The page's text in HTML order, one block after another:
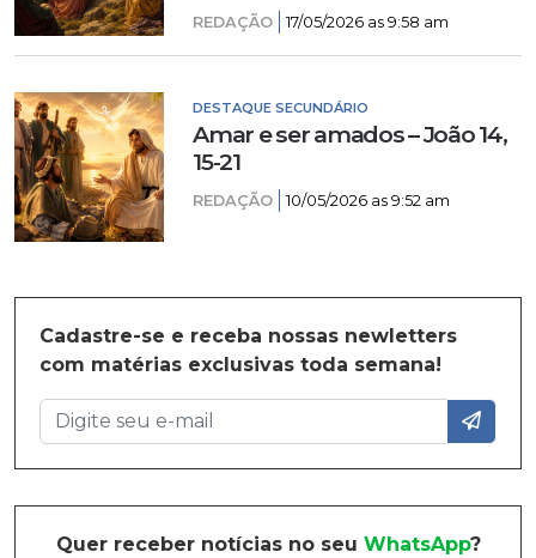
REDAÇÃO 17/05/2026 as 9:58 am
DESTAQUE SECUNDÁRIO
Amar e ser amados – João 14,
15-21
REDAÇÃO 10/05/2026 as 9:52 am
Cadastre-se e receba nossas newletters
com matérias exclusivas toda semana!
Quer receber notícias no seu WhatsApp?